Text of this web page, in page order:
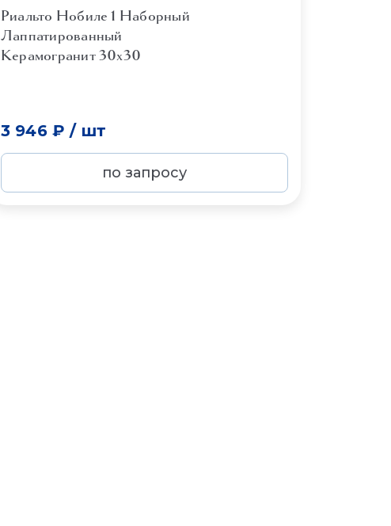
Риальто Нобиле 1 Наборный
Лаппатированный
Керамогранит 30x30
3 946 ₽ / шт
по запросу